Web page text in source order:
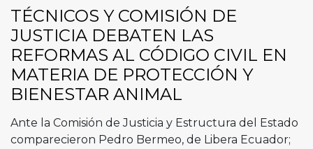
TÉCNICOS Y COMISIÓN DE
JUSTICIA DEBATEN LAS
REFORMAS AL CÓDIGO CIVIL EN
MATERIA DE PROTECCIÓN Y
BIENESTAR ANIMAL
Ante la Comisión de Justicia y Estructura del Estado
comparecieron Pedro Bermeo, de Libera Ecuador;